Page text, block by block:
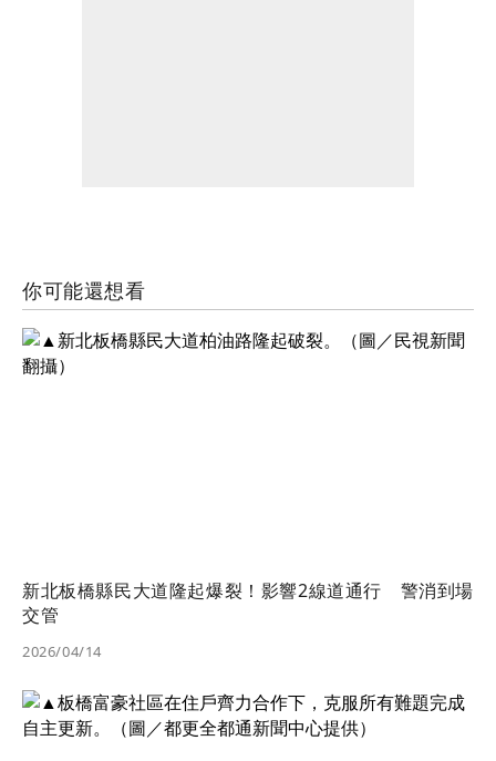
你可能還想看
新北板橋縣民大道隆起爆裂！影響2線道通行 警消到場
交管
2026/04/14